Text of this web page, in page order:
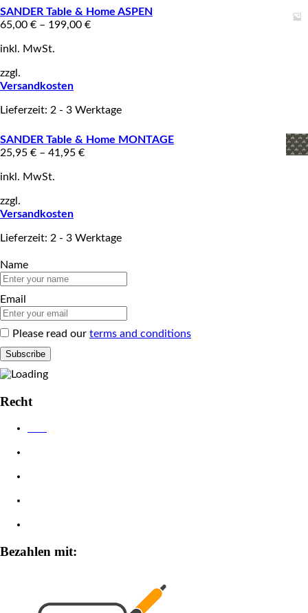
SANDER Table & Home ASPEN
65,00 € – 199,00 €
inkl. MwSt.
zzgl.
Versandkosten
Lieferzeit: 2 - 3 Werktage
SANDER Table & Home MONTAGE
25,95 € – 41,95 €
inkl. MwSt.
zzgl.
Versandkosten
Lieferzeit: 2 - 3 Werktage
Name
Email
Please read our terms and conditions
Recht
Bezahlen mit: